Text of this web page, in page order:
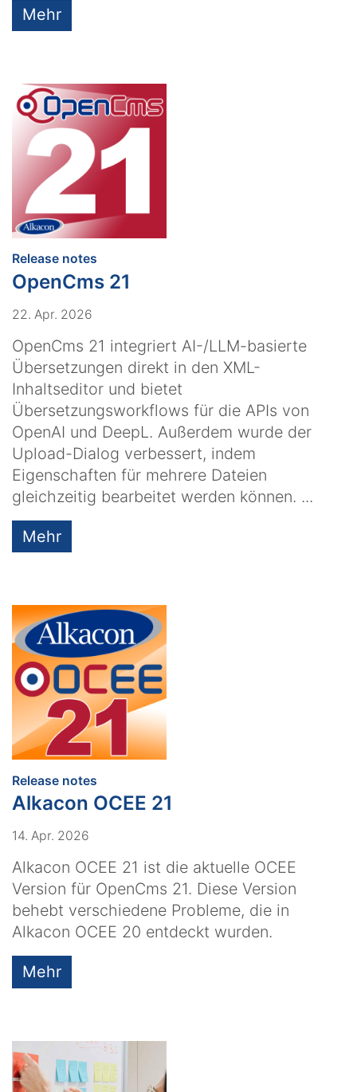
Mehr
Release notes
OpenCms 21
22. Apr. 2026
OpenCms 21 integriert AI-/LLM-basierte
Übersetzungen direkt in den XML-
Inhaltseditor und bietet
Übersetzungsworkflows für die APIs von
OpenAI und DeepL. Außerdem wurde der
Upload-Dialog verbessert, indem
Eigenschaften für mehrere Dateien
gleichzeitig bearbeitet werden können. ...
Mehr
Release notes
Alkacon OCEE 21
14. Apr. 2026
Alkacon OCEE 21 ist die aktuelle OCEE
Version für OpenCms 21. Diese Version
behebt verschiedene Probleme, die in
Alkacon OCEE 20 entdeckt wurden.
Mehr